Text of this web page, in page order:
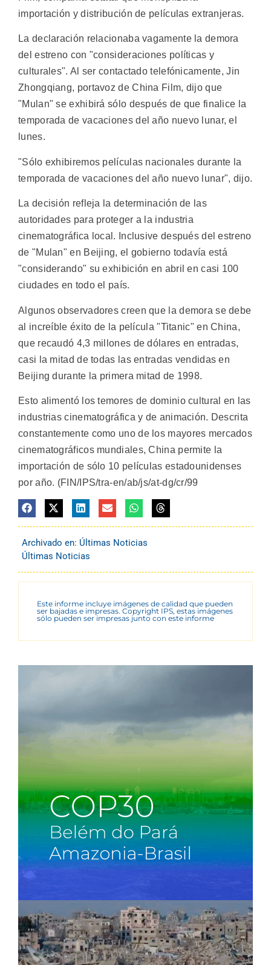
importación y distribución de películas extranjeras.
La declaración relacionaba vagamente la demora
del estreno con "consideraciones políticas y
culturales". Al ser contactado telefónicamente, Jin
Zhongqiang, portavoz de China Film, dijo que
"Mulan" se exhibirá sólo después de que finalice la
temporada de vacaciones del año nuevo lunar, el
lunes.
"Sólo exhibiremos películas nacionales durante la
temporada de vacaciones del año nuevo lunar", dijo.
La decisión refleja la determinación de las
autoridades para proteger a la industria
cinematográfica local. Inclusive después del estreno
de "Mulan" en Beijing, el gobierno todavía está
"considerando" su exhibición en abril en casi 100
ciudades en todo el país.
Algunos observadores creen que la demora se debe
al increíble éxito de la película "Titanic" en China,
que recaudó 4,3 millones de dólares en entradas,
casi la mitad de todas las entradas vendidas en
Beijing durante la primera mitad de 1998.
Esto alimentó los temores de dominio cultural en las
industrias cinematográfica y de animación. Descrita
constantemente como uno de los mayores mercados
cinematográficos mundiales, China permite la
importación de sólo 10 películas estadounidenses
por año. (FIN/IPS/tra-en/ab/js/at-dg/cr/99
Archivado en: Últimas Noticias
Últimas Noticias
Este informe incluye imágenes de calidad que pueden
ser bajadas e impresas. Copyright IPS, estas imágenes
sólo pueden ser impresas junto con este informe